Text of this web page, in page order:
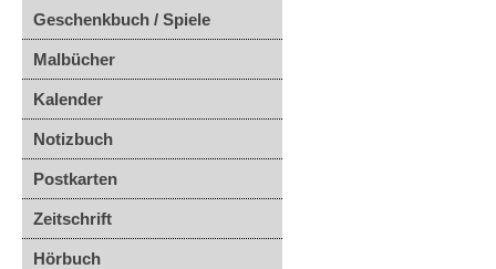
Geschenkbuch / Spiele
Malbücher
Kalender
Notizbuch
Postkarten
Zeitschrift
Hörbuch